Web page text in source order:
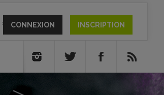
» CONNEXION INSCRIPTION